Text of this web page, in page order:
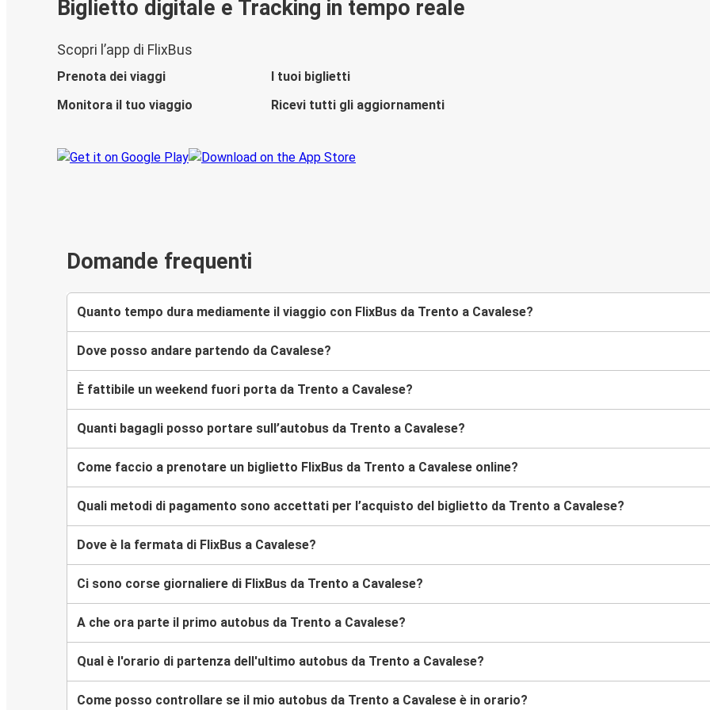
Biglietto digitale e Tracking in tempo reale
Scopri l’app di FlixBus
Prenota dei viaggi
I tuoi biglietti
Monitora il tuo viaggio
Ricevi tutti gli aggiornamenti
Domande frequenti
Quanto tempo dura mediamente il viaggio con FlixBus da Trento a Cavalese?
Dove posso andare partendo da Cavalese?
È fattibile un weekend fuori porta da Trento a Cavalese?
Quanti bagagli posso portare sull’autobus da Trento a Cavalese?
Come faccio a prenotare un biglietto FlixBus da Trento a Cavalese online?
Quali metodi di pagamento sono accettati per l’acquisto del biglietto da Trento a Cavalese?
Dove è la fermata di FlixBus a Cavalese?
Ci sono corse giornaliere di FlixBus da Trento a Cavalese?
A che ora parte il primo autobus da Trento a Cavalese?
Qual è l'orario di partenza dell'ultimo autobus da Trento a Cavalese?
Come posso controllare se il mio autobus da Trento a Cavalese è in orario?